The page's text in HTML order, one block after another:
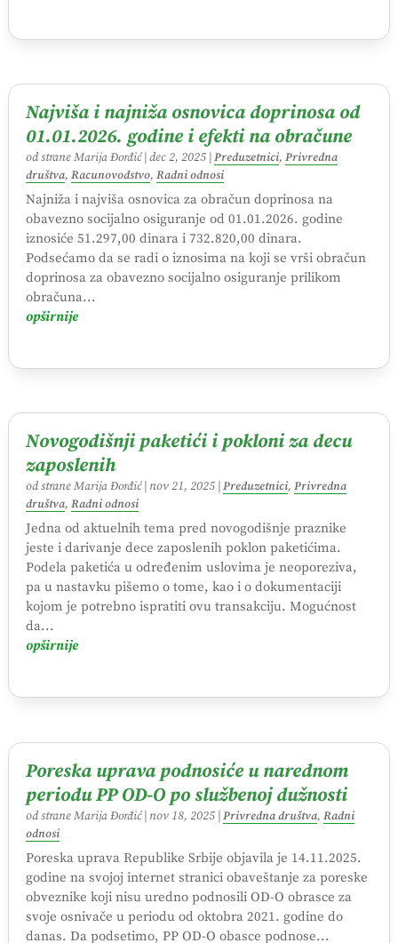
Najviša i najniža osnovica doprinosa od
01.01.2026. godine i efekti na obračune
od straneMarija Đorđić| dec 2, 2025| Preduzetnici, Privredna
društva, Racunovodstvo, Radni odnosi
Najniža i najviša osnovica za obračun doprinosa na
obavezno socijalno osiguranje od 01.01.2026. godine
iznosiće 51.297,00 dinara i 732.820,00 dinara.
Podsećamo da se radi o iznosima na koji se vrši obračun
doprinosa za obavezno socijalno osiguranje prilikom
obračuna...
opširnije
Novogodišnji paketići i pokloni za decu
zaposlenih
od straneMarija Đorđić| nov 21, 2025| Preduzetnici, Privredna
društva, Radni odnosi
Jedna od aktuelnih tema pred novogodišnje praznike
jeste i darivanje dece zaposlenih poklon paketićima.
Podela paketića u određenim uslovima je neoporeziva,
pa u nastavku pišemo o tome, kao i o dokumentaciji
kojom je potrebno ispratiti ovu transakciju. Mogućnost
da...
opširnije
Poreska uprava podnosiće u narednom
periodu PP OD-O po službenoj dužnosti
od straneMarija Đorđić| nov 18, 2025| Privredna društva, Radni
odnosi
Poreska uprava Republike Srbije objavila je 14.11.2025.
godine na svojoj internet stranici obaveštanje za poreske
obveznike koji nisu uredno podnosili OD-O obrasce za
svoje osnivače u periodu od oktobra 2021. godine do
danas. Da podsetimo, PP OD-O obasce podnose...